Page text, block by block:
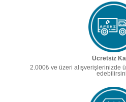
Ücretsiz
2.000₺ ve üzeri alışverişlerinizde